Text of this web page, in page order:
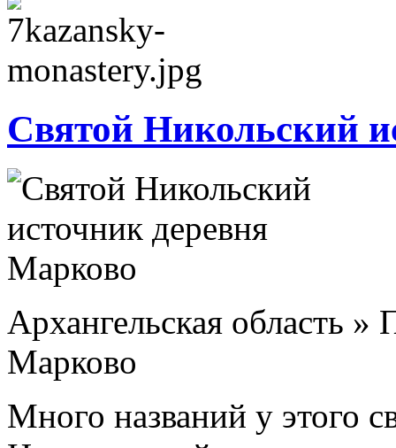
Святой Никольский
Архангельская область
Марково
Много названий у этого